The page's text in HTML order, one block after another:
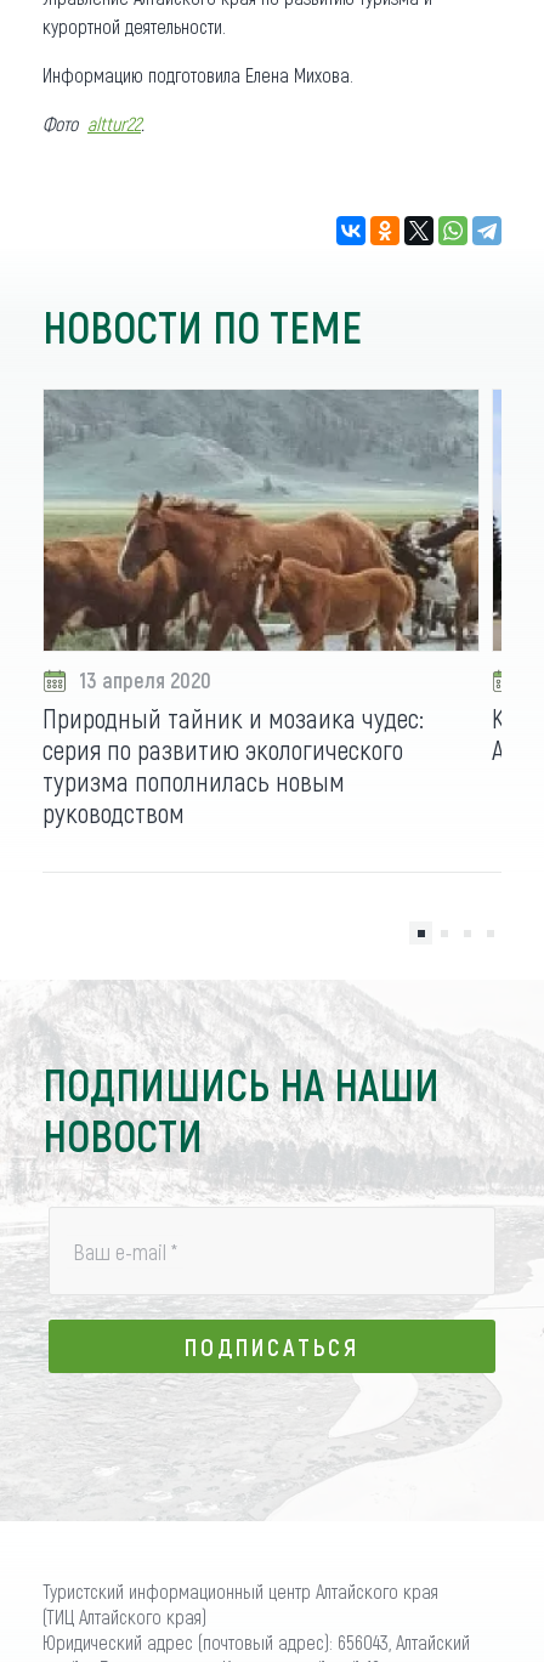
курортной деятельности.
Информацию подготовила Елена Михова.
Фото alttur22.
НОВОСТИ ПО ТЕМЕ
13 апреля 2020
Природный тайник и мозаика чудес:
серия по развитию экологического
туризма пополнилась новым
руководством
ПОДПИШИСЬ НА НАШИ
НОВОСТИ
Ваш e-mail *
ПОДПИСАТЬСЯ
ПОДПИСАТЬСЯ
Туристский информационный центр Алтайского края
(ТИЦ Алтайского края)
Юридический адрес (почтовый адрес): 656043, Алтайский